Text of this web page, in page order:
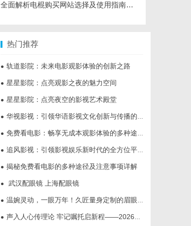
全面解析电棍购买网站选择及使用指南，保障安全与合法性
热门推荐
● 轨道影院：未来电影观影体验的创新之路
● 星星影院：点亮观影之夜的魅力空间
● 星星影院：点亮夜空的影视艺术殿堂
● 华视影视：引领华语影视文化创新与传播的新力量
● 免费看电影：畅享无成本观影体验的多种途径与技巧
● 追风影视：引领影视娱乐新时代的全方位平台
● 揭秘免费看电影的多种途径及注意事项详解
● 武汉配眼镜 上海配眼镜
● 温婉灵动，一眼万年！久匠量身定制的眉眼唇，才是你整张脸的点睛之笔！淡颜系女生的气质加分项
● 声入人心传理论 牢记嘱托启新程——2026年省直机关“党的创新理论我来讲”宣讲活动圆满落幕